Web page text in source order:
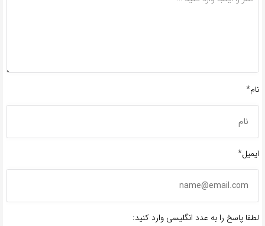
نام*
ایمیل*
لطفا پاسخ را به عدد انگلیسی وارد کنید: